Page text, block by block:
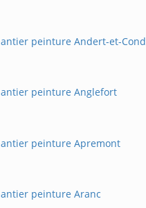
peinture Andert-et-
peinture Anglefort
peinture Apremont
peinture Aranc